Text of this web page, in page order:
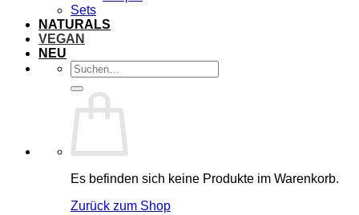
Sets
NATURALS
VEGAN
NEU
Suchen
nach:
Es befinden sich keine Produkte im Warenkorb.
Zurück zum Shop